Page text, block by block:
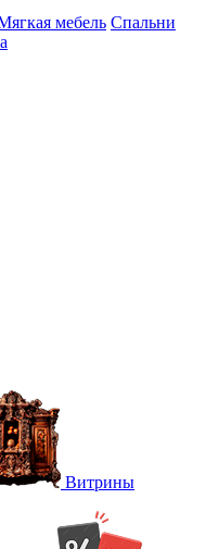
мебель Спальни
Витрины